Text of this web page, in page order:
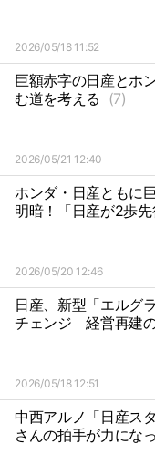
2026/05/18 11:52
巨額赤字の日産とホ
む道を考える (7)
2026/05/21 12:40
ホンダ・日産ともに
明暗！「日産が2歩
2026/05/20 12:46
日産、新型「エルグ
チェンジ
経営再建
2026/05/18 12:51
中西アルノ「日産ス
さんの拍手が力にな